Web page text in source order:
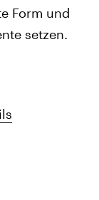
Form und
setzen.